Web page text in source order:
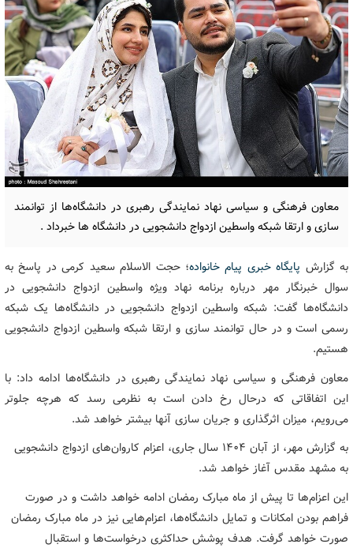
معاون فرهنگی و سیاسی نهاد نمایندگی رهبری در دانشگاه‌ها از توانمند
سازی و ارتقا شبکه واسطین ازدواج دانشجویی در دانشگاه ها خبرداد .
به گزارش پایگاه خبری پیام خانواده؛ حجت الاسلام سعید کرمی در پاسخ به
سوال خبرنگار مهر درباره برنامه نهاد ویژه واسطین ازدواج دانشجویی در
دانشگاه‌ها گفت: شبکه واسطین ازدواج دانشجویی در دانشگاه‌ها یک شبکه
رسمی است و در حال توانمند سازی و ارتقا شبکه واسطین ازدواج دانشجویی
هستیم.
معاون فرهنگی و سیاسی نهاد نمایندگی رهبری در دانشگاه‌ها ادامه داد: با
این اتفاقاتی که درحال رخ دادن است به نظرمی رسد که هرچه جلوتر
می‌رویم، میزان اثرگذاری و جریان سازی آنها بیشتر خواهد شد.
به گزارش مهر، از آبان ۱۴۰۴ سال جاری، اعزام کاروان‌های ازدواج دانشجویی
به مشهد مقدس آغاز خواهد شد.
این اعزام‌ها تا پیش از ماه مبارک رمضان ادامه خواهد داشت و در صورت
فراهم بودن امکانات و تمایل دانشگاه‌ها، اعزام‌هایی نیز در ماه مبارک رمضان
صورت خواهد گرفت. هدف پوشش حداکثری درخواست‌ها و استقبال